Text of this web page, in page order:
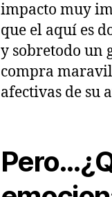
impacto muy
que el aquí es
y sobretodo un
compra
afectivas de su